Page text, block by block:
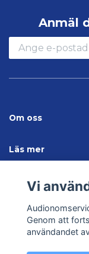
Anmäl
Om oss
Läs mer
Sociala medier
Kontakta oss
Vi
Genom att
användandet